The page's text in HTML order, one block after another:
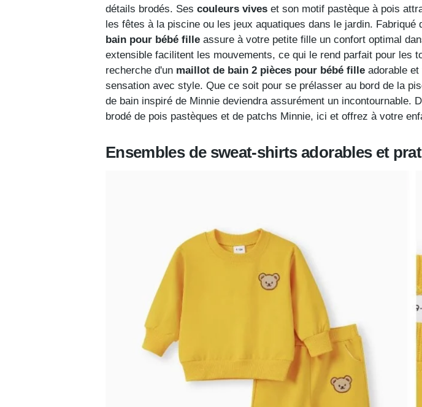
détails brodés. Ses couleurs vives et son motif pastèque à pois
les fêtes à la piscine ou les jeux aquatiques dans le jardin.
bain pour bébé fille assure à votre petite fille un confort optimal
extensible facilitent les mouvements, ce qui le rend parfait pour les
recherche d'un maillot de bain 2 pièces pour bébé fille adorable
sensation avec style. Que ce soit pour se prélasser au bord de la
de bain inspiré de Minnie deviendra assurément un
brodé de pois pastèques et de patchs Minnie, ici et offrez à votre
Ensembles de sweat-shirts adorables et